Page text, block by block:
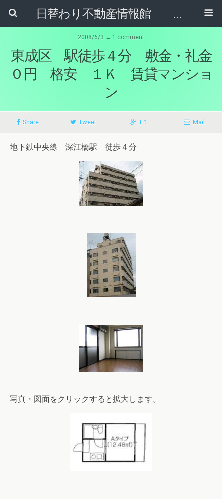
日替わり不動産情報館 リア･ライブログ
2008/6/3 ↔ 1 comment
東成区 駅徒歩４分 敷金・礼金
０円 格安 １Ｋ 賃貸マンショ
ン
Share Tweet + 1 Mail
地下鉄中央線 深江橋駅 徒歩４分
写真・図面をクリックすると拡大します。